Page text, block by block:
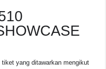
yang ditawarkan mengikut